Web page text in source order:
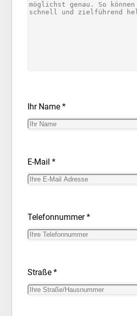
Ihr Name *
E-Mail *
Telefonnummer *
Straße *